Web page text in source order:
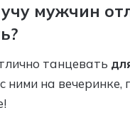
мужчин
танцевать
ними на вечеринке,